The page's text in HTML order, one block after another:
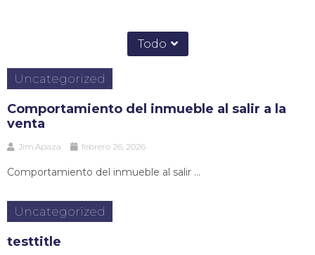
Todo
Uncategorized
Comportamiento del inmueble al salir a la
venta
Jim.Apaza febrero 26, 2026
Comportamiento del inmueble al salir ...
Uncategorized
testtitle